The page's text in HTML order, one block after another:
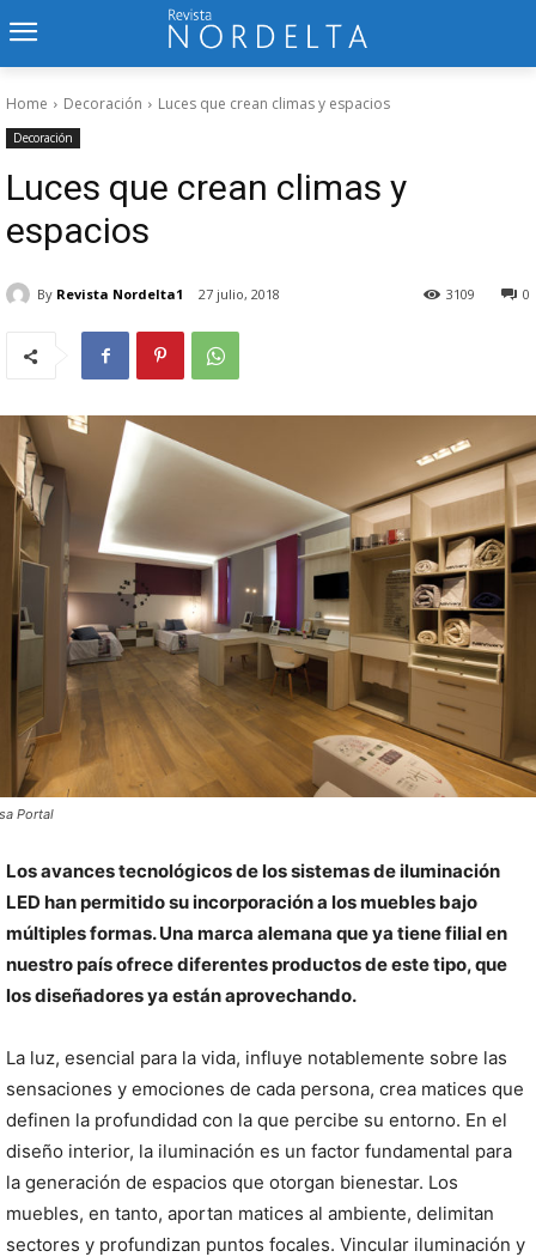
Home Decoración Luces que crean climas y espacios
Decoración
Luces que crean climas y
espacios
By Revista Nordelta1 27 julio, 2018 0
3109
Portal
Los avances tecnológicos de los sistemas de iluminación
LED han permitido su incorporación a los muebles bajo
múltiples formas. Una marca alemana que ya tiene filial en
nuestro país ofrece diferentes productos de este tipo, que
los diseñadores ya están aprovechando.
La luz, esencial para la vida, influye notablemente sobre las
sensaciones y emociones de cada persona, crea matices que
definen la profundidad con la que percibe su entorno. En el
diseño interior, la iluminación es un factor fundamental para
la generación de espacios que otorgan bienestar. Los
muebles, en tanto, aportan matices al ambiente, delimitan
sectores y profundizan puntos focales. Vincular iluminación y